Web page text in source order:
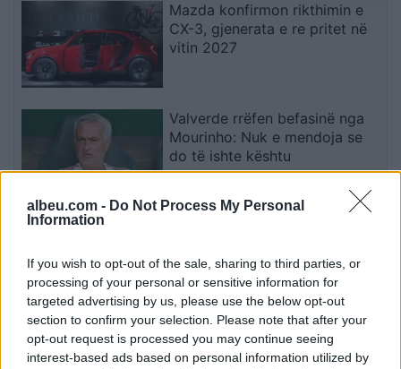
albeu.com - Do Not Process My Personal
Information
If you wish to opt-out of the sale, sharing to third parties, or
processing of your personal or sensitive information for
targeted advertising by us, please use the below opt-out
section to confirm your selection. Please note that after your
opt-out request is processed you may continue seeing
interest-based ads based on personal information utilized by
Mazda konfirmon rikthimin e
CX-3, gjenerata e re pritet në
vitin 2027
Valverde rrëfen befasinë nga
Mourinho: Nuk e mendoja se
do të ishte kështu
dhe flakët u përhapën drejt
malit